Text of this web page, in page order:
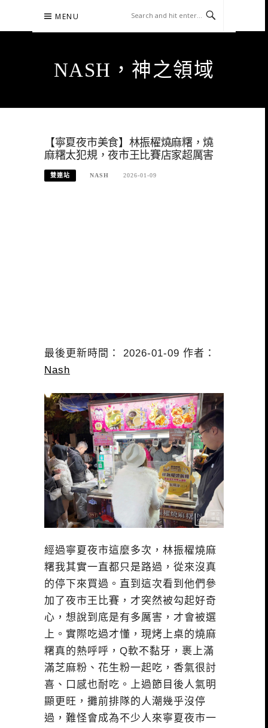
content
MENU
NASH，神之領域
【寧夏夜市美食】林振櫂燒麻糬，燒
麻糬太犯規，夜市王比賽店家超厲害
雙連站 NASH 2026-01-09
最後更新時間： 2026-01-09 作者：
Nash
經過寧夏夜市這麼多次，林振櫂燒麻
糬我其實一直都只是路過，從來沒真
的停下來買過。直到這次看到他們參
加了夜市王比賽，才突然被勾起好奇
心，想說到底是有多厲害，才會被選
上。實際吃過才懂，現烤上桌的燒麻
糬真的熱呼呼，Q軟不黏牙，裹上滿
滿芝麻粉、花生粉一起吃，香氣很討
喜、口感也耐吃。上過節目後人氣明
顯更旺，攤前排隊的人潮幾乎沒停
過，難怪會成為不少人來寧夏夜市一